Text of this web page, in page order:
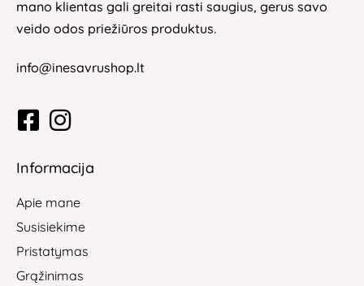
mano klientas gali greitai rasti saugius, gerus savo
veido odos priežiūros produktus.
info@inesavrushop.lt
Informacija
Apie mane
Susisiekime
Pristatymas
Grąžinimas